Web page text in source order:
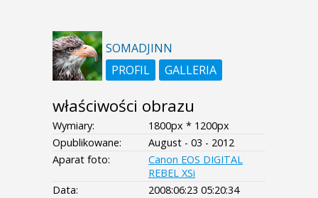
SOMADJINN
PROFIL
GALLERIA
właściwości obrazu
Wymiary:
1800px * 1200px
Opublikowane:
August - 03 - 2012
Aparat foto:
Canon EOS DIGITAL
REBEL XSi
Data:
2008:06:23 05:20:34